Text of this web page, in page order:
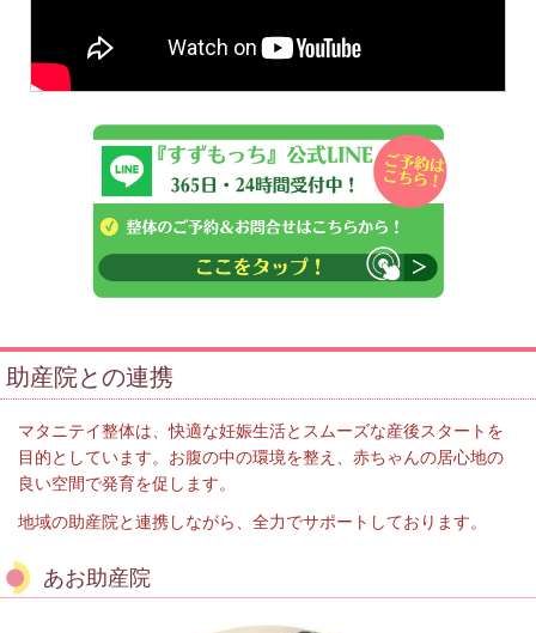
助産院との連携
マタニテイ整体は、快適な妊娠生活とスムーズな産後スタートを
目的としています。お腹の中の環境を整え、赤ちゃんの居心地の
良い空間で発育を促します。
地域の助産院と連携しながら、全力でサポートしております。
あお助産院